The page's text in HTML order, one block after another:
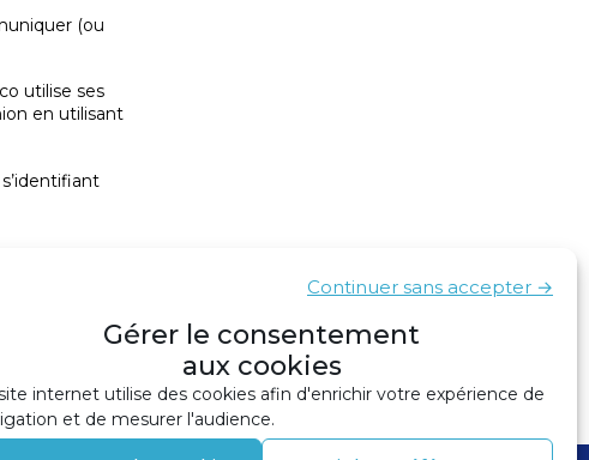
Gérer le consentement
aux cookies
internet utilise des cookies afin d'enrichir votre expérience de
et de mesurer l'audience.
Continuer sans accepter →
(ou
utilise ses
en utilisant